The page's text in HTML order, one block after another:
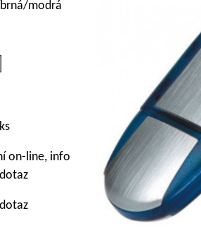
modrá
on-line, info